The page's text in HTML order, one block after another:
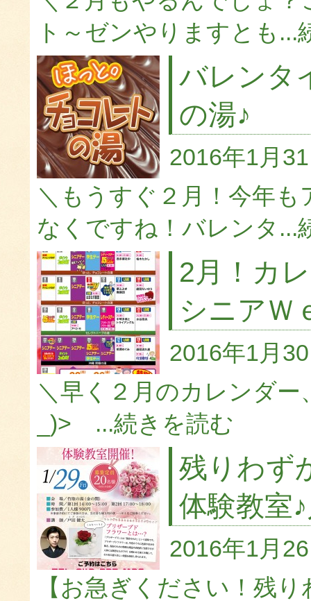
ト～ゼンやりますとも...
バレンタ
の湯♪
2016年1月
＼もうすぐ２月！今年
なくですね！バレンタ...
2月！カ
シニアＷ
2016年1月
＼早く２月のカレンダ
_)> ...続きを読む
残りわず
体験教室
2016年1月
【お急ぎください！